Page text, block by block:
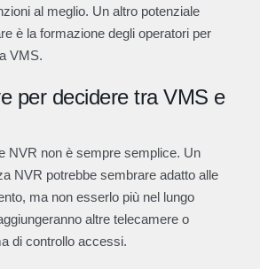
al meglio. Un altro potenziale
è la formazione degli operatori per
VMS.
per decidere tra VMS e
NVR non è sempre semplice. Un
NVR potrebbe sembrare adatto alle
ma non esserlo più nel lungo
altre telecamere o
di controllo accessi.